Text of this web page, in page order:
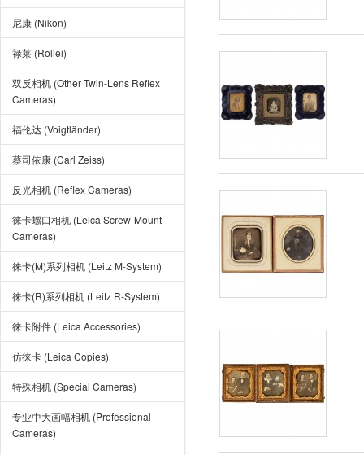
尼康 (Nikon)
禄莱 (Rollei)
双反相机 (Other Twin-Lens Reflex
Cameras)
福伦达 (Voigtländer)
蔡司依康 (Carl Zeiss)
反光相机 (Reflex Cameras)
徕卡螺口相机 (Leica Screw-Mount
Cameras)
徕卡(M)系列相机 (Leitz M-System)
徕卡(R)系列相机 (Leitz R-System)
徕卡附件 (Leica Accessories)
仿徕卡 (Leica Copies)
特殊相机 (Special Cameras)
专业中大画幅相机 (Professional
Cameras)